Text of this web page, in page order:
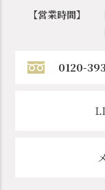
【営業時間】
0120-